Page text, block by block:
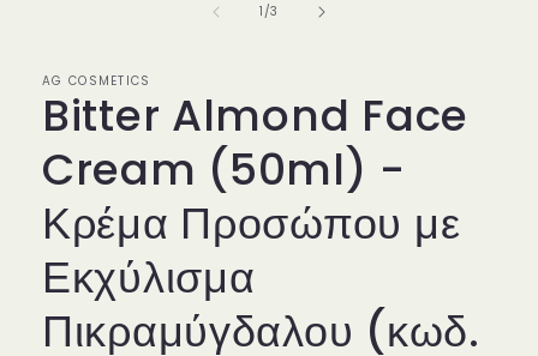
1 /από
3
AG COSMETICS
Bitter Almond Face
Cream (50ml) -
Κρέμα Προσώπου με
Εκχύλισμα
Πικραμύγδαλου (κωδ.